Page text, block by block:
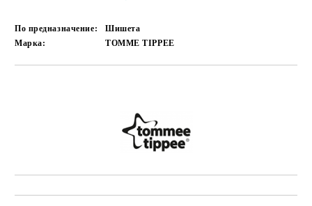
По предназначение:
Шишета
Марка:
TOMME TIPPEE